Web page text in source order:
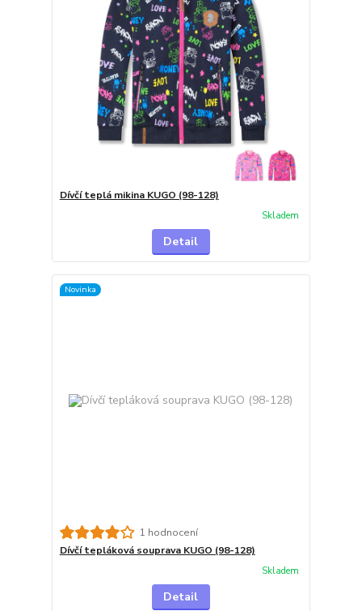
Dívčí teplá mikina KUGO (98-128)
Skladem
Detail
Novinka
1 hodnocení
Dívčí tepláková souprava KUGO (98-128)
Skladem
Detail